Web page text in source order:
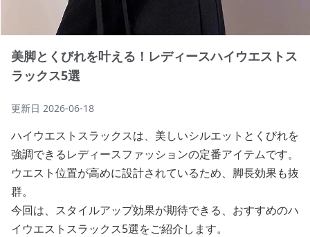
美脚とくびれを叶える！レディースハイウエストス
ラックス5選
更新日 2026-06-18
ハイウエストスラックスは、美しいシルエットとくびれを
強調できるレディースファッションの定番アイテムです。
ウエスト位置が高めに設計されているため、脚長効果も抜
群。
今回は、スタイルアップ効果が期待できる、おすすめのハ
イウエストスラックス5選をご紹介します。